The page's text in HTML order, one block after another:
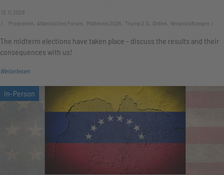
12.11.2026
Programm, Atlantisches Forum, Midterms 2026, Trump 2.0, Online, Veranstaltungen
The midterm elections have taken place - discuss the results and their
consequences with us!
Weiterlesen